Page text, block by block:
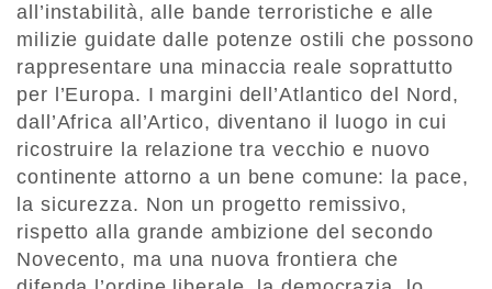
all’instabilità, alle bande terroristiche e alle
milizie guidate dalle potenze ostili che possono
rappresentare una minaccia reale soprattutto
per l’Europa. I margini dell’Atlantico del Nord,
dall’Africa all’Artico, diventano il luogo in cui
ricostruire la relazione tra vecchio e nuovo
continente attorno a un bene comune: la pace,
la sicurezza. Non un progetto remissivo,
rispetto alla grande ambizione del secondo
Novecento, ma una nuova frontiera che